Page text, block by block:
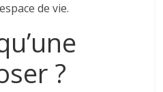
de vie.
?